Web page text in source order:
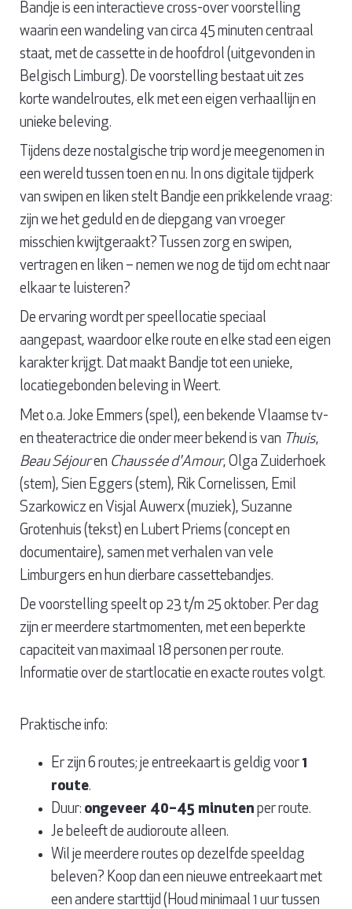
Bandje is een interactieve cross-over voorstelling
waarin een wandeling van circa 45 minuten centraal
staat, met de cassette in de hoofdrol (uitgevonden in
Belgisch Limburg). De voorstelling bestaat uit zes
korte wandelroutes, elk met een eigen verhaallijn en
unieke beleving.
Tijdens deze nostalgische trip word je meegenomen in
een wereld tussen toen en nu. In ons digitale tijdperk
van swipen en liken stelt Bandje een prikkelende vraag:
zijn we het geduld en de diepgang van vroeger
misschien kwijtgeraakt? Tussen zorg en swipen,
vertragen en liken – nemen we nog de tijd om echt naar
elkaar te luisteren?
De ervaring wordt per speellocatie speciaal
aangepast, waardoor elke route en elke stad een eigen
karakter krijgt. Dat maakt Bandje tot een unieke,
locatiegebonden beleving in Weert.
Met o.a. Joke Emmers (spel), een bekende Vlaamse tv-
en theateractrice die onder meer bekend is van Thuis,
Beau Séjouren Chaussée d'Amour, Olga Zuiderhoek
(stem), Sien Eggers (stem), Rik Cornelissen, Emil
Szarkowicz en Visjal Auwerx (muziek), Suzanne
Grotenhuis (tekst) en Lubert Priems (concept en
documentaire), samen met verhalen van vele
Limburgers en hun dierbare cassettebandjes.
De voorstelling speelt op 23 t/m 25 oktober. Per dag
zijn er meerdere startmomenten, met een beperkte
capaciteit van maximaal 18 personen per route.
Informatie over de startlocatie en exacte routes volgt.
Praktische info:
Er zijn 6 routes; je entreekaart is geldig voor 1
route.
Duur: ongeveer 40–45 minuten per route.
Je beleeft de audioroute alleen.
Wil je meerdere routes op dezelfde speeldag
beleven? Koop dan een nieuwe entreekaart met
een andere starttijd (Houd minimaal 1 uur tussen